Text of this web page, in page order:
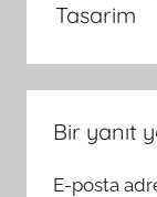
Tasarim
Bir yanıt
E-posta